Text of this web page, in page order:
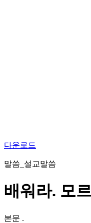
다운로드
말씀_설교말씀
배워라. 모
본문 .